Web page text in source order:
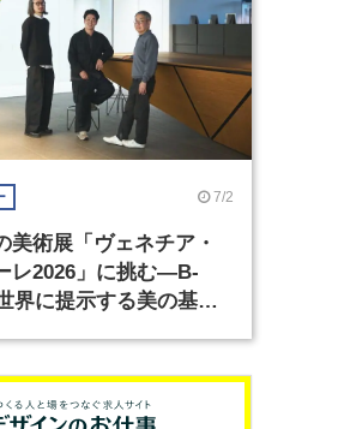
7/2
美術展「ヴェネチア・
レ2026」に挑む―B-
界に提示する美の基準